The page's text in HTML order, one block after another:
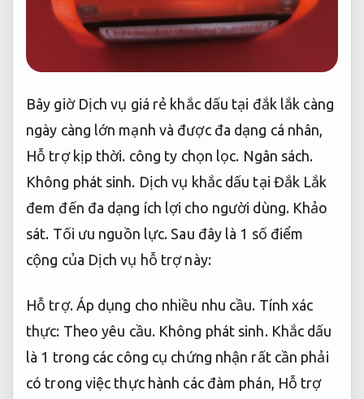
Bây giờ Dịch vụ giá rẻ khắc dấu tại đắk lắk càng
ngày càng lớn mạnh và được đa dạng cá nhân,
Hỗ trợ kịp thời. công ty chọn lọc. Ngân sách.
Không phát sinh. Dịch vụ khắc dấu tại Đắk Lắk
đem đến đa dạng ích lợi cho người dùng. Khảo
sát. Tối ưu nguồn lực. Sau đây là 1 số điểm
cộng của Dịch vụ hỗ trợ này:
Hỗ trợ. Áp dụng cho nhiều nhu cầu. Tính xác
thực: Theo yêu cầu. Không phát sinh. Khắc dấu
là 1 trong các công cụ chứng nhận rất cần phải
có trong việc thực hành các đàm phán, Hỗ trợ